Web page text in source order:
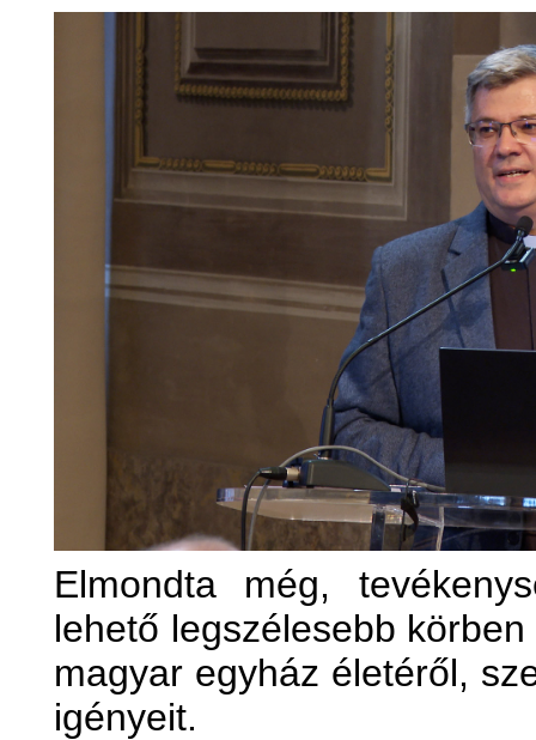
Elmondta még,
lehető legszélesebb
magyar egyház életéről,
igényeit.